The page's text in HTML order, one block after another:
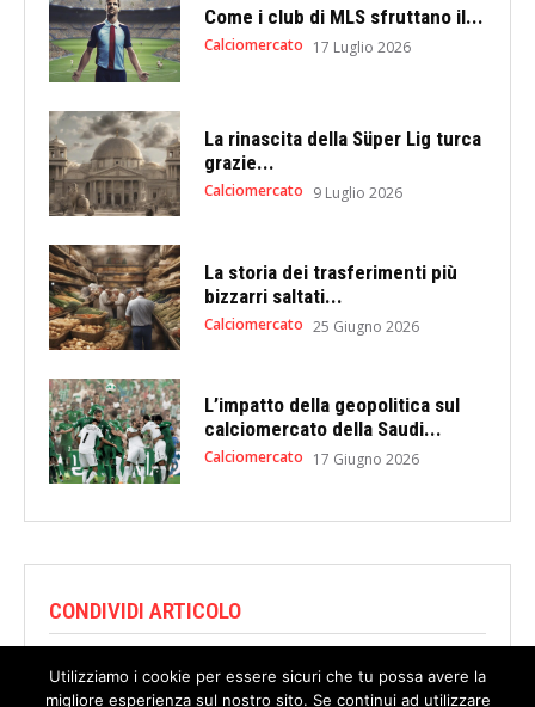
Come i club di MLS sfruttano il...
Calciomercato 17 Luglio 2026
La rinascita della Süper Lig turca
grazie...
Calciomercato 9 Luglio 2026
La storia dei trasferimenti più
bizzarri saltati...
Calciomercato 25 Giugno 2026
L’impatto della geopolitica sul
calciomercato della Saudi...
Calciomercato 17 Giugno 2026
CONDIVIDI ARTICOLO
Utilizziamo i cookie per essere sicuri che tu possa avere la
migliore esperienza sul nostro sito. Se continui ad utilizzare